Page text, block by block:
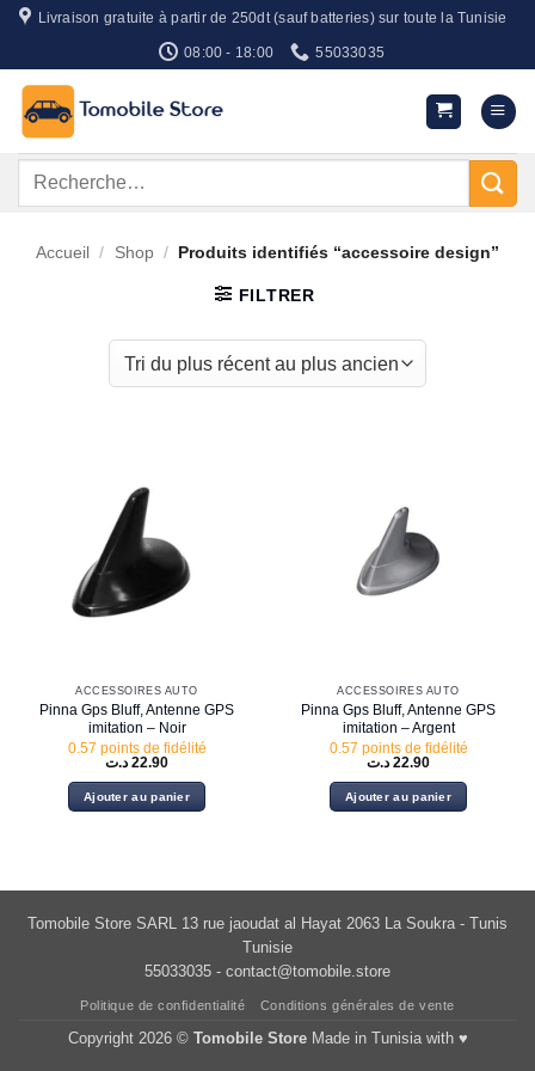
Passer
contenu
Livraison gratuite à partir de 250dt (sauf batteries) sur toute la Tunisie
08:00 - 18:00 55033035
Recherche
Accueil / Shop / Produits identifiés “accessoire design”
FILTRER
ACCESSOIRES AUTO
Pinna Gps Bluff, Antenne GPS
imitation – Noir
0.57 points de fidélité
22.90 د.ت
Ajouter au panier
ACCESSOIRES AUTO
Pinna Gps Bluff, Antenne GPS
imitation – Argent
0.57 points de fidélité
22.90 د.ت
Ajouter au panier
Tomobile Store SARL 13 rue jaoudat al Hayat 2063 La Soukra - Tunis
Tunisie
55033035 - contact@tomobile.store
Politique de confidentialité Conditions générales de vente
Copyright 2026 © Tomobile StoreMade in Tunisia with ♥